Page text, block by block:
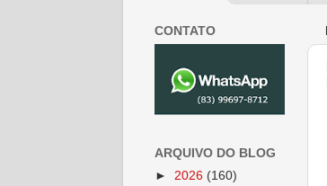
CONTATO
ARQUIVO DO BLOG
► 2026 (160)